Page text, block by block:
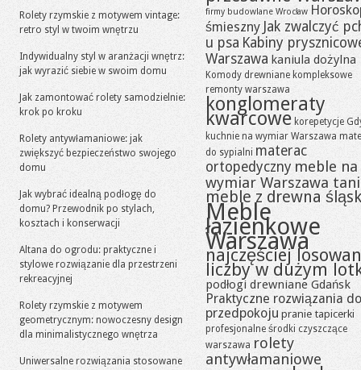
Rolety rzymskie z motywem vintage:
retro styl w twoim wnętrzu
Indywidualny styl w aranżacji wnętrz:
jak wyrazić siebie w swoim domu
Jak zamontować rolety samodzielnie:
krok po kroku
Rolety antywłamaniowe: jak
zwiększyć bezpieczeństwo swojego
domu
Jak wybrać idealną podłogę do
domu? Przewodnik po stylach,
kosztach i konserwacji
Altana do ogrodu: praktyczne i
stylowe rozwiązanie dla przestrzeni
rekreacyjnej
Rolety rzymskie z motywem
geometrycznym: nowoczesny design
dla minimalistycznego wnętrza
Uniwersalne rozwiązania stosowane
firmy budowlane Wrocław
śmieszny Jak zwalczyć
u psa Kabiny
Warszawa kaniula dożylna
Komody drewniane kompleksowe
remonty warszawa
konglomeraty
kwarcowe korepetycje
kuchnie na wymiar Warszawa
do sypialni materac
ortopedyczny meble na
wymiar Warszawa
meble z drewna
Meble
łazienkowe
Warszawa
najczęściej
liczby w dużym
podłogi drewniane Gdańsk
Praktyczne rozwiązania do
przedpokoju pranie tapicerki
profesjonalne środki czyszczące
warszawa rolety
antywłamaniowe